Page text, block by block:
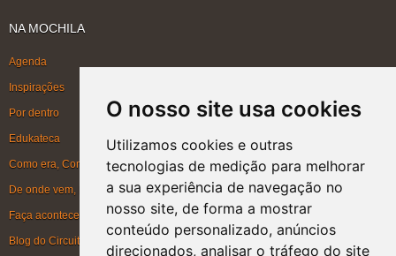
O nosso site usa cookies
Utilizamos cookies e outras
tecnologias de medição para melhorar
a sua experiência de navegação no
nosso site, de forma a mostrar
conteúdo personalizado, anúncios
direcionados, analisar o tráfego do site
NA MOCHILA
Agenda
Inspirações
Por dentro
Edukateca
Como era, Como ficou, Como será
De onde vem, Para onde vai
Faça acontecer
Blog do Circuito